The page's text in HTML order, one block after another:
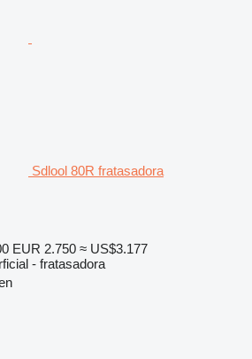
Sdlool 80R fratasadora
EUR 2.750 ≈ US$3.177
- fratasadora